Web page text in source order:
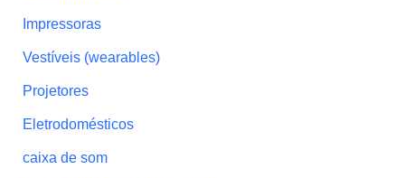
Impressoras
Vestíveis (wearables)
Projetores
Eletrodomésticos
caixa de som